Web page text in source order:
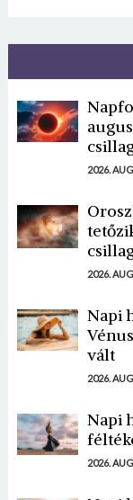
2026.
2026.
Napi
vált
2026.
Napi
2026.